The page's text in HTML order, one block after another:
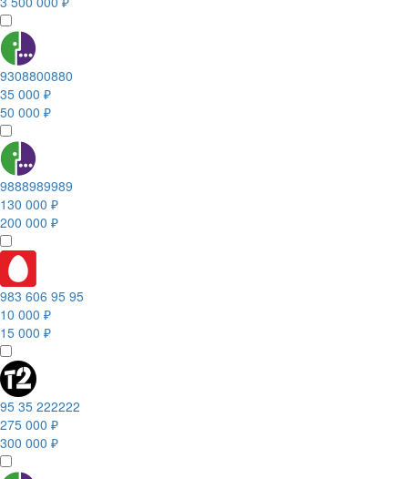
9308800880
35 000 ₽
50 000 ₽
9888989989
130 000 ₽
200 000 ₽
983 606 95 95
10 000 ₽
15 000 ₽
95 35 222222
275 000 ₽
300 000 ₽